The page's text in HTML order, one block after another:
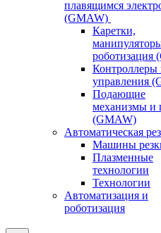
плавящимся
(GMAW)
Каретки,
роботизация
Контроллеры
управления
Подающие
механизмы и
(GMAW)
Автоматическая
Машины
Плазменные
технологии
Технологии
Автоматизация и
роботизация